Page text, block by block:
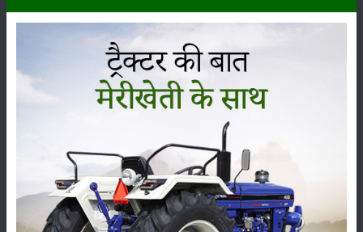
है।
भूमि विकास के लिए पशु चालित पटेला हैरो उपकरण का इस्तेमाल
पशु चालित पटेला
की लंबाई लगभग 1.50 मीटर और मोटाई कम से कम 10
सेंटीमीटर होती है।पशु चालित पटेला हैरो लकड़ी का बना हुआ उपकरण होता है।
इस उपकरण से किसानों को बहुत ही सहायता मिलती है ,क्योंकि इसकी ऊपरी सतह पर
घुमावदार हुक बंधा रहता है जो मिट्टियों को उपर नीचे करने में सहायक होता है।
तथा इस उपकरण के जरिए मिट्टी में भुरभुरा पन आ जाता है।इसका मुख्य कार्य फसल
के टूठ, वह इक्कट्ठा करना और खरपतवार को मिट्टी से अलग करना होता है।